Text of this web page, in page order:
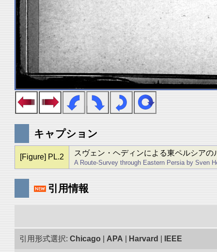
キャプション
[Figure] PL.2 スヴェン・ヘディンによる東ペルシアの
A Route-Survey through Eastern Persia by Sven
引用情報
引用形式選択: Chicago APA Harvard IEEE